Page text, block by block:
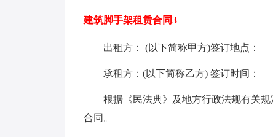
建筑脚手架租赁合同3
出租方： (以下简称甲方)签订地点：
承租方：(以下简称乙方) 签订时间：
根据《民法典》及地方行政法规有关
合同。